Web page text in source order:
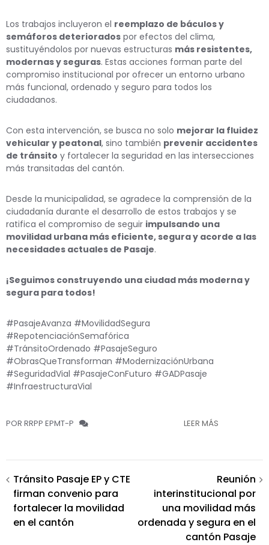
Los trabajos incluyeron el reemplazo de báculos y
semáforos deteriorados por efectos del clima,
sustituyéndolos por nuevas estructuras más resistentes,
modernas y seguras. Estas acciones forman parte del
compromiso institucional por ofrecer un entorno urbano
más funcional, ordenado y seguro para todos los
ciudadanos.
Con esta intervención, se busca no solo mejorar la fluidez
vehicular y peatonal, sino también prevenir accidentes
de tránsito y fortalecer la seguridad en las intersecciones
más transitadas del cantón.
Desde la municipalidad, se agradece la comprensión de la
ciudadanía durante el desarrollo de estos trabajos y se
ratifica el compromiso de seguir impulsando una
movilidad urbana más eficiente, segura y acorde a las
necesidades actuales de Pasaje.
¡Seguimos construyendo una ciudad más moderna y
segura para todos!
#PasajeAvanza #MovilidadSegura
#RepotenciaciónSemafórica
#TránsitoOrdenado #PasajeSeguro
#ObrasQueTransforman #ModernizaciónUrbana
#SeguridadVial #PasajeConFuturo #GADPasaje
#InfraestructuraVial
POR RRPP EPMT-P LEER MÁS
Navegación
de
entradas
Tránsito Pasaje EP y CTE
firman convenio para
fortalecer la movilidad
en el cantón
Reunión
interinstitucional por
una movilidad más
ordenada y segura en el
cantón Pasaje